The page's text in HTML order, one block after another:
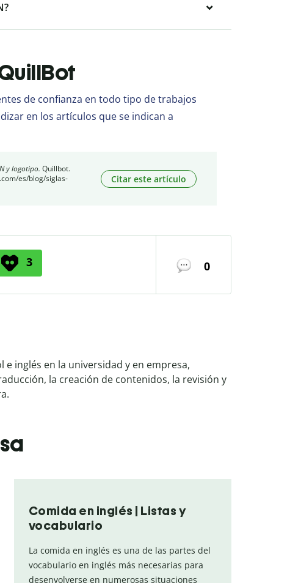
de confianza en todo tipo de trabajos
en los artículos que se indican a
y logotipo. Quillbot.
es/blog/siglas-
Citar este artículo
3 0
inglés en la universidad y en empresa,
la creación de contenidos, la revisión y
Comida en inglés | Listas y
vocabulario
La comida en inglés es una de las partes del
vocabulario en inglés más necesarias para
desenvolverse en numerosas situaciones